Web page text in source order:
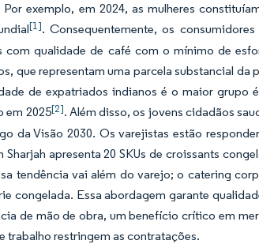
Por exemplo, em 2024, as mulheres
[1]. Consequentemente, os
com qualidade de café com o mínimo de
que representam uma parcela substancial
de expatriados indianos é o maior grupo
em 2025[2]. Além disso, os jovens cidadãos
da Visão 2030. Os varejistas estão
Sharjah apresenta 20 SKUs de croissants
tendência vai além do varejo; o catering
congelada. Essa abordagem garante
de mão de obra, um benefício crítico em
trabalho restringem as contratações.